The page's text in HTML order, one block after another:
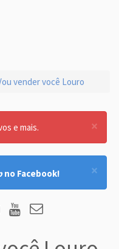
vender você Louro
×
e mais.
×
no Facebook!